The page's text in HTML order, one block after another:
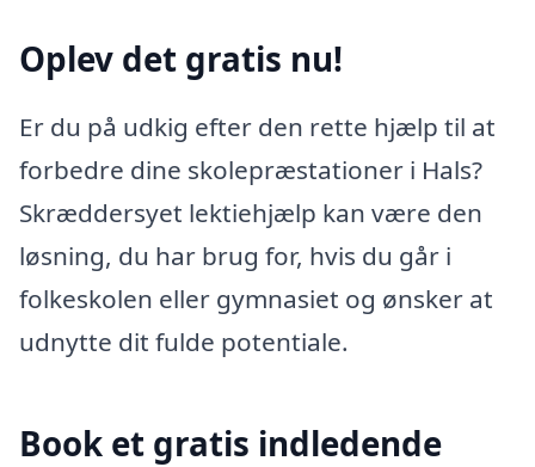
Oplev det gratis nu!
Er du på udkig efter den rette hjælp til at
forbedre dine skolepræstationer i Hals?
Skræddersyet lektiehjælp kan være den
løsning, du har brug for, hvis du går i
folkeskolen eller gymnasiet og ønsker at
udnytte dit fulde potentiale.
Book et gratis indledende